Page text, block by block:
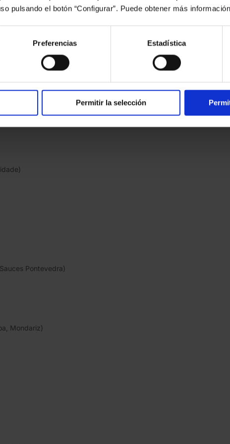
pulsando el botón “Configurar”. Puede obtener más información
Preferencias Estadística
Permitir la selección
Pontevedra)
Mondariz)